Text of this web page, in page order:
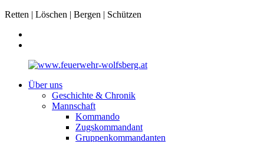
Retten | Löschen | Bergen | Schützen
Über uns
Geschichte & Chronik
Mannschaft
Kommando
Zugskommandant
Gruppenkommandanten